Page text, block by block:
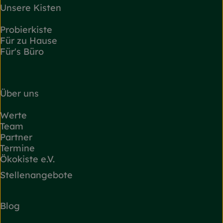
Unsere Kisten
Probierkiste
Für zu Hause
Für's Büro
Über uns
Werte
Team
Partner
Termine
Ökokiste e.V.
Stellenangebote
Blog